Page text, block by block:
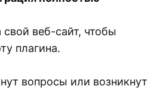
свой веб-сайт, чтобы
плагина.
вопросы или возникнут